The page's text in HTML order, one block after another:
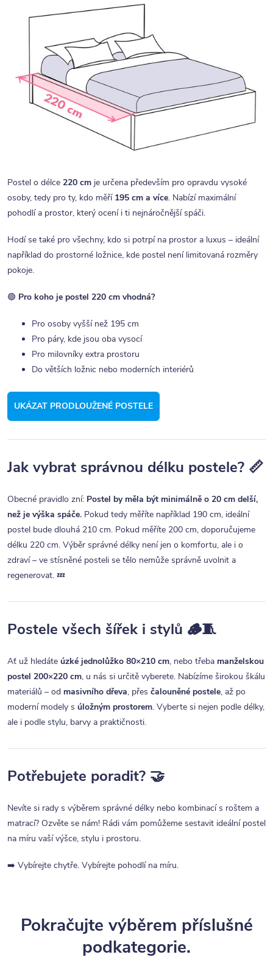
Postel o délce 220 cm je určena především pro opravdu vysoké
osoby, tedy pro ty, kdo měří 195 cm a více. Nabízí maximální
pohodlí a prostor, který ocení i ti nejnáročnější spáči.
Hodí se také pro všechny, kdo si potrpí na prostor a luxus – ideální
například do prostorné ložnice, kde postel není limitovaná rozměry
pokoje.
🟢 Pro koho je postel 220 cm vhodná?
Pro osoby vyšší než 195 cm
Pro páry, kde jsou oba vysocí
Pro milovníky extra prostoru
Do větších ložnic nebo moderních interiérů
UKÁZAT PRODLOUŽENÉ POSTELE
Jak vybrat správnou délku postele? 📏
Obecné pravidlo zní: Postel by měla být minimálně o 20 cm delší,
než je výška spáče. Pokud tedy měříte například 190 cm, ideální
postel bude dlouhá 210 cm. Pokud měříte 200 cm, doporučujeme
délku 220 cm. Výběr správné délky není jen o komfortu, ale i o
zdraví – ve stísněné posteli se tělo nemůže správně uvolnit a
regenerovat. 💤
Postele všech šířek i stylů 🪵🧵
Ať už hledáte úzké jednolůžko 80×210 cm, nebo třeba manželskou
postel 200×220 cm, u nás si určitě vyberete. Nabízíme širokou škálu
materiálů – od masivního dřeva, přes čalouněné postele, až po
moderní modely s úložným prostorem. Vyberte si nejen podle délky,
ale i podle stylu, barvy a praktičnosti.
Potřebujete poradit? 🤝
Nevíte si rady s výběrem správné délky nebo kombinací s roštem a
matrací? Ozvěte se nám! Rádi vám pomůžeme sestavit ideální postel
na míru vaší výšce, stylu i prostoru.
➡️ Vybírejte chytře. Vybírejte pohodlí na míru.
Pokračujte výběrem příslušné
podkategorie.